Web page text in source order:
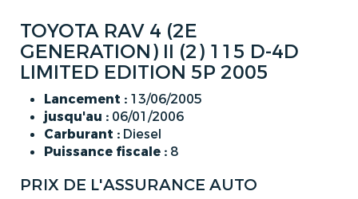
TOYOTA RAV 4 (2E
GENERATION) II (2) 115 D-4D
LIMITED EDITION 5P 2005
Lancement : 13/06/2005
jusqu'au : 06/01/2006
Carburant : Diesel
Puissance fiscale : 8
PRIX DE L'ASSURANCE AUTO